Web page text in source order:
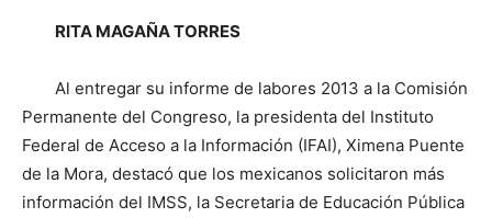
RITA MAGAÑA TORRES
Al entregar su informe de labores 2013 a la Comisión
Permanente del Congreso, la presidenta del Instituto
Federal de Acceso a la Información (IFAI), Ximena Puente
de la Mora, destacó que los mexicanos solicitaron más
información del IMSS, la Secretaria de Educación Pública